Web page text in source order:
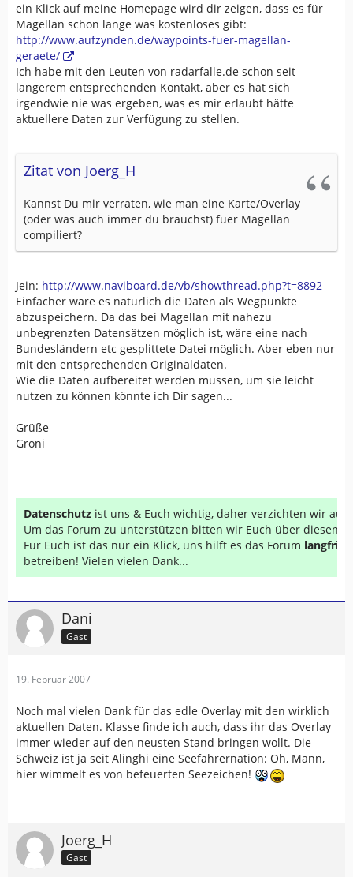
ein Klick auf meine Homepage wird dir zeigen, dass es für
Magellan schon lange was kostenloses gibt:
http://www.aufzynden.de/waypoints-fuer-magellan-
geraete/
Ich habe mit den Leuten von radarfalle.de schon seit
längerem entsprechenden Kontakt, aber es hat sich
irgendwie nie was ergeben, was es mir erlaubt hätte
aktuellere Daten zur Verfügung zu stellen.
Zitat von Joerg_H
Kannst Du mir verraten, wie man eine Karte/Overlay
(oder was auch immer du brauchst) fuer Magellan
compiliert?
Jein: http://www.naviboard.de/vb/showthread.php?t=8892
Einfacher wäre es natürlich die Daten als Wegpunkte
abzuspeichern. Da das bei Magellan mit nahezu
unbegrenzten Datensätzen möglich ist, wäre eine nach
Bundesländern etc gesplittete Datei möglich. Aber eben nur
mit den entsprechenden Originaldaten.
Wie die Daten aufbereitet werden müssen, um sie leicht
nutzen zu können könnte ich Dir sagen...
Grüße
Gröni
Datenschutz ist uns & Euch wichtig, daher verzichten wir auf
Um das Forum zu unterstützen bitten wir Euch über diesen
Für Euch ist das nur ein Klick, uns hilft es das Forum
betreiben! Vielen vielen Dank...
Dani
Gast
19. Februar 2007
Noch mal vielen Dank für das edle Overlay mit den wirklich
aktuellen Daten. Klasse finde ich auch, dass ihr das Overlay
immer wieder auf den neusten Stand bringen wollt. Die
Schweiz ist ja seit Alinghi eine Seefahrernation: Oh, Mann,
hier wimmelt es von befeuerten Seezeichen!
Joerg_H
Gast